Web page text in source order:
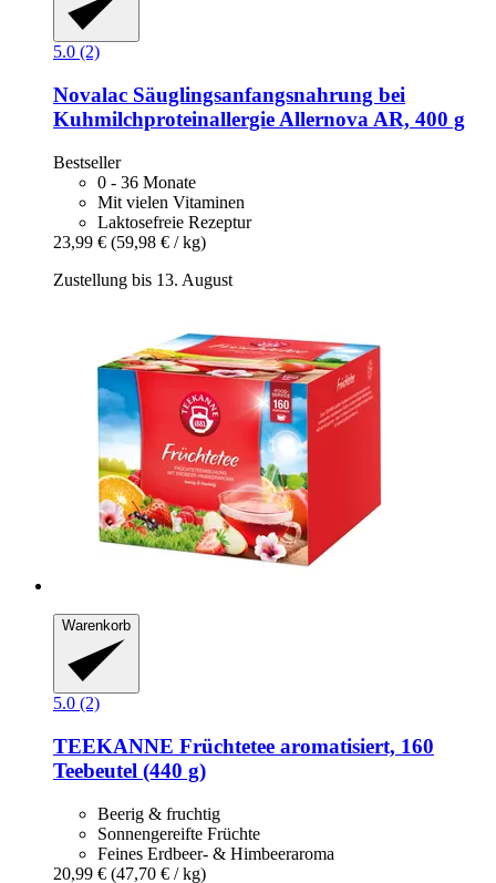
5.0 (2)
Novalac Säuglingsanfangsnahrung bei
Kuhmilchproteinallergie Allernova AR, 400 g
Bestseller
0 - 36 Monate
Mit vielen Vitaminen
Laktosefreie Rezeptur
23,99 € (59,98 € / kg)
Zustellung bis 13. August
Warenkorb
5.0 (2)
TEEKANNE Früchtetee aromatisiert, 160
Teebeutel (440 g)
Beerig & fruchtig
Sonnengereifte Früchte
Feines Erdbeer- & Himbeeraroma
20,99 € (47,70 € / kg)